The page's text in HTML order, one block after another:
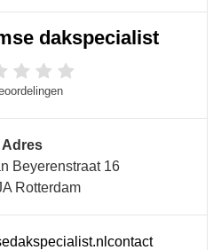
dakspecialist
Adres
Beyerenstraat 16
Rotterdam